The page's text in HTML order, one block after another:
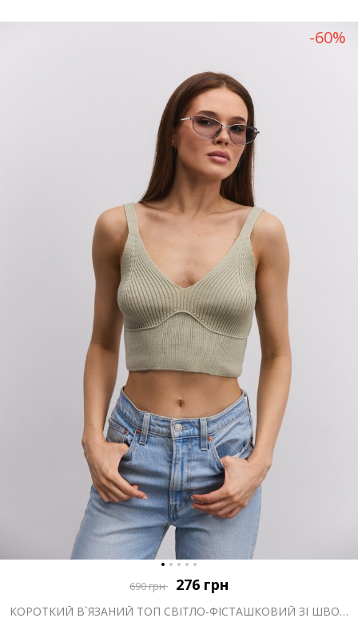
-60%
690грн 276 грн
КОРОТКИЙ В`ЯЗАНИЙ ТОП СВІТЛО-ФІСТАШКОВИЙ ЗІ ШВОМ ПІД ГРУДЬМИ